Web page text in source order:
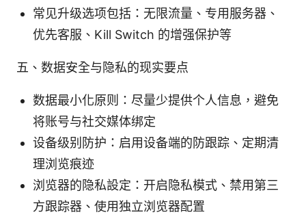
常见升级选项包括：无限流量、专用服务器、
优先客服、Kill Switch 的增强保护等
五、数据安全与隐私的现实要点
数据最小化原则：尽量少提供个人信息，避免
将账号与社交媒体绑定
设备级别防护：启用设备端的防跟踪、定期清
理浏览痕迹
浏览器的隐私設定：开启隐私模式、禁用第三
方跟踪器、使用独立浏览器配置